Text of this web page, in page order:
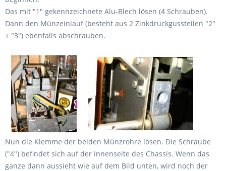
Das mit "1" gekennzeichnete Alu-Blech lösen (4 Schrauben).
Dann den Münzeinlauf (besteht aus 2 Zinkdruckgussteilen "2"
+ "3") ebenfalls abschrauben.
Nun die Klemme der beiden Münzrohre lösen. Die Schraube
("4") befindet sich auf der Innenseite des Chassis. Wenn das
ganze dann aussieht wie auf dem Bild unten, wird noch der